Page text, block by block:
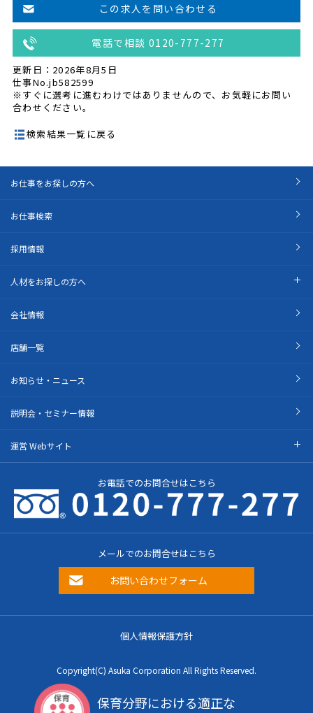
この求人を問い合わせる
電話で相談 0120-777-277
更新日：2026年8月5日
仕事No.jb582599
※すぐに選考に進むわけではありませんので、お気軽にお問い
合わせください。
検索結果一覧に戻る
お仕事をお探しの方へ
お仕事検索
採用情報
人材をお探しの方へ
会社情報
店舗一覧
お知らせ・ニュース
説明会・セミナー情報
運営 Webサイト
お電話でのお問合せはこちら
メールでのお問合せはこちら
お問い合わせフォーム
個人情報保護方針
Copyright(C) Asuka Corporation All Rights Reserved.
保育分野における適正な